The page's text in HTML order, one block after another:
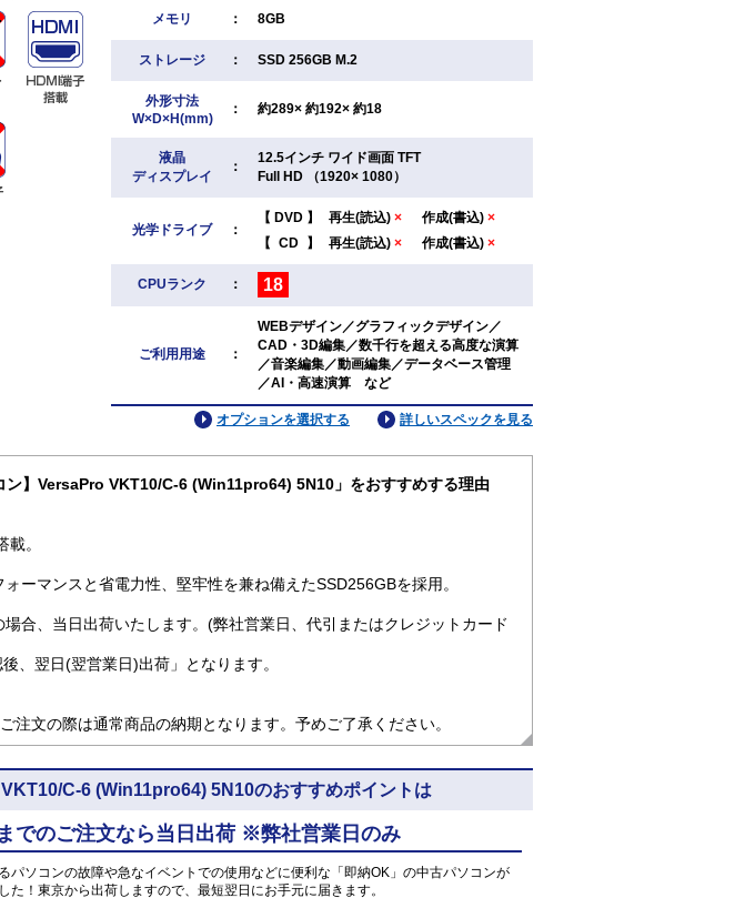
メモリ ： 8GB
ストレージ ： SSD 256GB M.2
外形寸法
W×D×H(mm)
： 約289× 約192× 約18
液晶
ディスプレイ
：
12.5インチ ワイド画面 TFT
Full HD （1920× 1080）
光学ドライブ ：
【 DVD 】 再生(読込) × 作成(書込) ×
【 CD 】 再生(読込) × 作成(書込) ×
CPUランク ： 18
ご利用用途 ：
WEBデザイン／グラフィックデザイン／
CAD・3D編集／数千行を超える高度な演算
／音楽編集／動画編集／データベース管理
／AI・高速演算 など
詳しいスペックを見る
オプションを選択する
ン】VersaPro VKT10/C-6 (Win11pro64) 5N10」をおすすめする理由
。
ーマンスと省電力性、堅牢性を兼ね備えたSSD256GBを採用。
合、当日出荷いたします。(弊社営業日、代引またはクレジットカード
、翌日(翌営業日)出荷」となります。
注文の際は通常商品の納期となります。予めご了承ください。
C-6 (Win11pro64) 5N10のおすすめポイントは
でのご注文なら当日出荷 ※弊社営業日のみ
パソコンの故障や急なイベントでの使用などに便利な「即納OK」の中古パソコンが
た！東京から出荷しますので、最短翌日にお手元に届きます。